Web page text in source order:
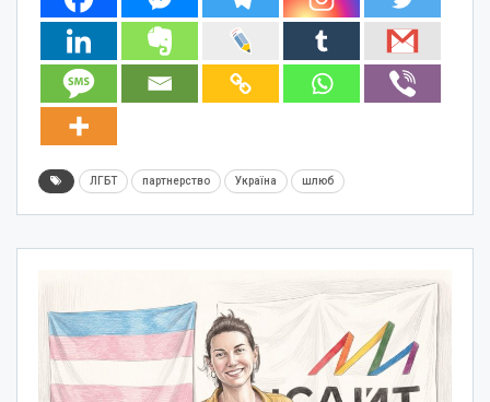
ЛГБТ партнерство Україна шлюб